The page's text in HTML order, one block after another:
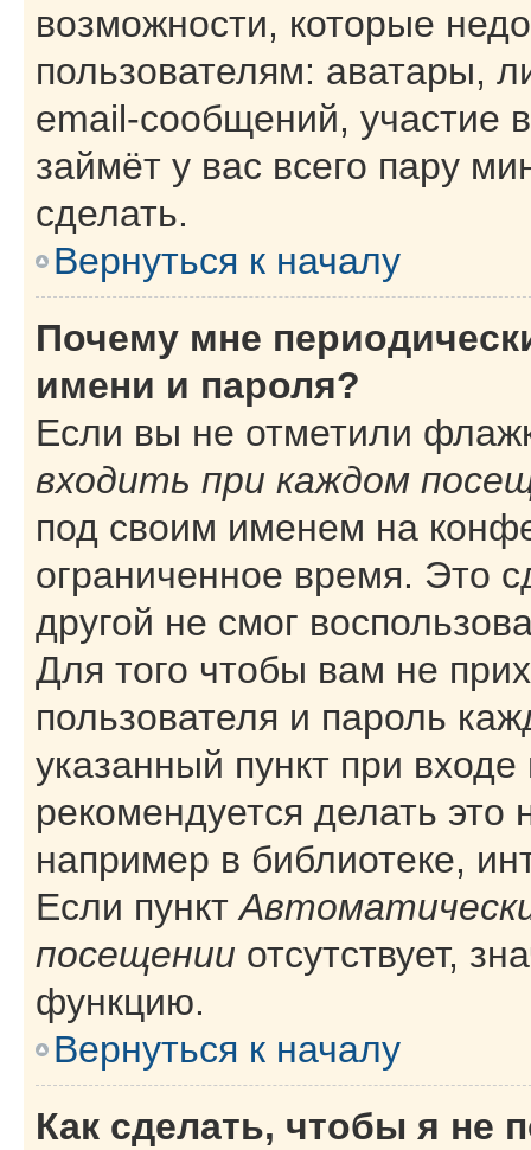
возможности, которые
пользователям: аватары,
email-сообщений, участие
займёт у вас всего пару
сделать.
Вернуться к началу
Почему мне
имени и пароля?
Если вы не отметили
входить при каждом
под своим именем на
ограниченное время. Это
другой не смог
Для того чтобы вам не
пользователя и пароль
указанный пункт при
рекомендуется делать
например в библиотеке,
Если пункт
посещении отсутствует,
функцию.
Вернуться к началу
Как сделать, чтобы я не